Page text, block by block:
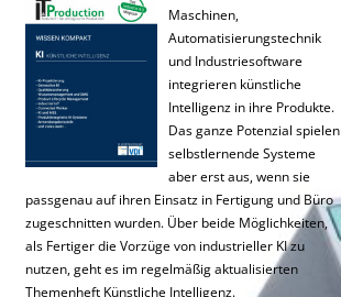
Maschinen,
Automatisierungstechnik
und Industriesoftware
integrieren künstliche
Intelligenz in ihre Produkte.
Das ganze Potenzial spielen
selbstlernende Systeme
aber erst aus, wenn sie
passgenau auf ihren Einsatz in Fertigung und Büro
zugeschnitten wurden. Über beide Möglichkeiten,
als Fertiger die Vorzüge von industrieller KI zu
nutzen, geht es im regelmäßig aktualisierten
Themenheft Künstliche Intelligenz.